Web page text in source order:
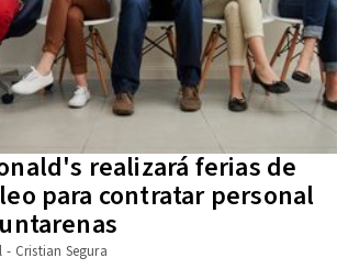
realizará ferias de
para contratar personal
Cristian Segura